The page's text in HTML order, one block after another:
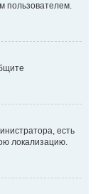
пользователем.
есть
локализацию.